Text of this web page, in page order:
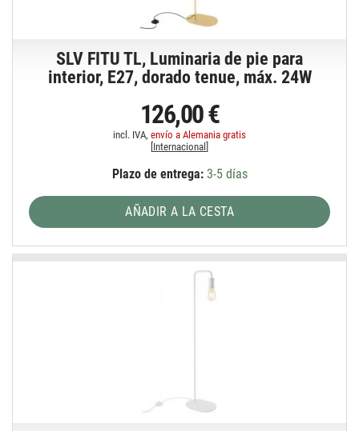
SLV FITU TL, Luminaria de pie para
interior, E27, dorado tenue, máx. 24W
126,00 €
incl. IVA,envío a Alemania gratis
Internacional
Plazo de entrega:3-5 días
AÑADIR A LA CESTA